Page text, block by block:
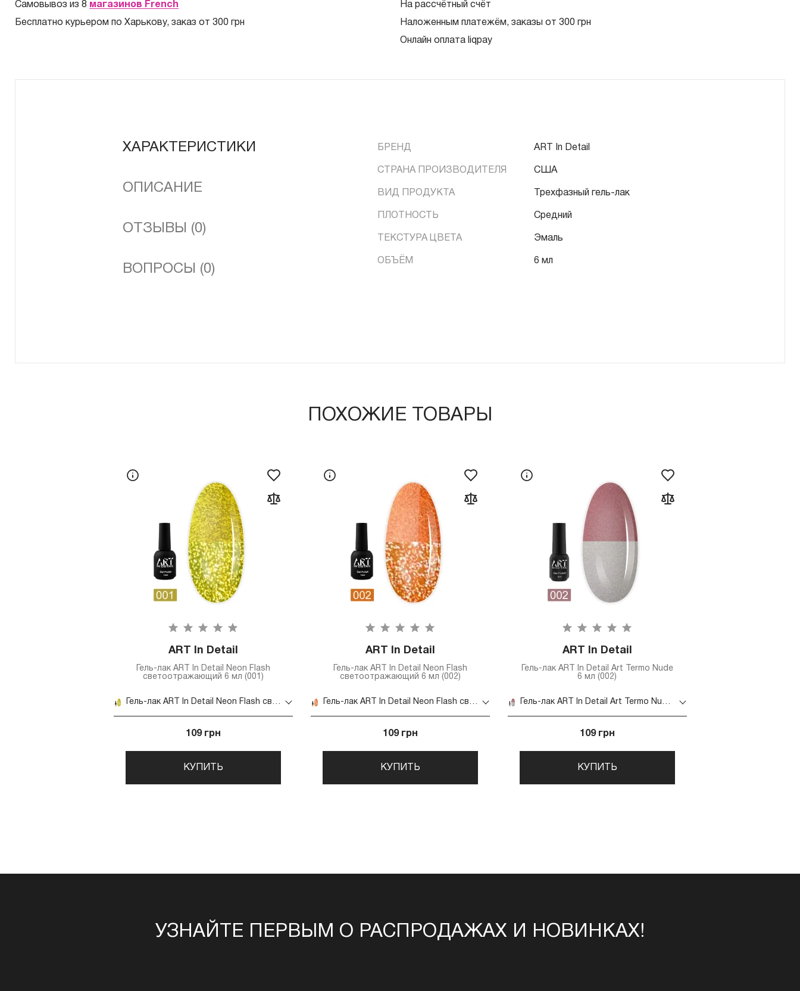
Самовывоз из 8 магазинов French
Бесплатно курьером по Харькову, заказ от 300 грн
На рассчётный счёт
Наложенным платежём, заказы от 300 грн
Онлайн оплата liqpay
ХАРАКТЕРИСТИКИ
ОПИСАНИЕ
ОТЗЫВЫ (0)
ВОПРОСЫ (0)
БРЕНД ART In Detail
СТРАНА ПРОИЗВОДИТЕЛЯ США
ВИД ПРОДУКТА Трехфазный гель-лак
ПЛОТНОСТЬ Средний
ТЕКСТУРА ЦВЕТА Эмаль
ОБЪЁМ 6 мл
ПОХОЖИЕ ТОВАРЫ
ART In Detail
Гель-лак ART In Detail Neon Flash
светоотражающий 6 мл (001)
Гель-лак ART In Detail Neon Flash светоотражающий 6 мл (001)
109 грн
КУПИТЬ
ART In Detail
Гель-лак ART In Detail Neon Flash
светоотражающий 6 мл (002)
Гель-лак ART In Detail Neon Flash светоотражающий 6 мл (002)
109 грн
КУПИТЬ
ART In Detail
Гель-лак ART In Detail Art Termo Nude
6 мл (002)
Гель-лак ART In Detail Art Termo Nude 6 мл (002)
109 грн
КУПИТЬ
УЗНАЙТЕ ПЕРВЫМ О РАСПРОДАЖАХ И НОВИНКАХ!